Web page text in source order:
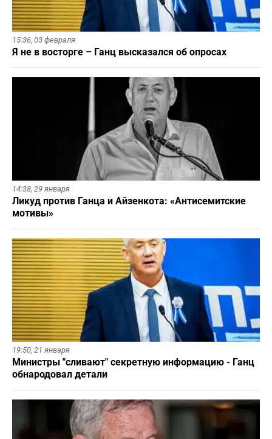
15:36, 03 февраля
Я не в восторге – Ганц высказался об опросах
14:38, 29 января
Ликуд против Ганца и Айзенкота: «Антисемитские
мотивы»
19:50, 21 января
Министры "сливают" секретную информацию - Ганц
обнародовал детали